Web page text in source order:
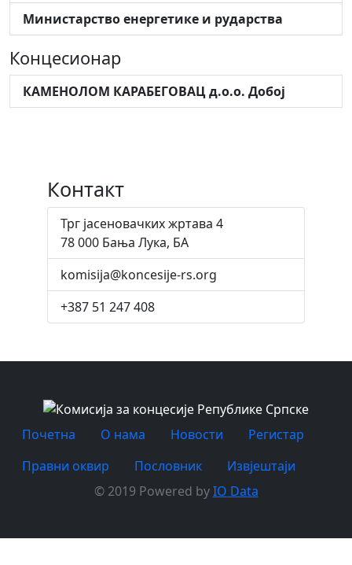
Министарство енергетике и рударства
Концесионар
КАМЕНОЛОМ КАРАБЕГОВАЦ д.о.о. Добој
Контакт
Трг јасеновачких жртава 4
78 000 Бања Лука, БА
komisija@koncesije-rs.org
+387 51 247 408
Почетна O нама Новости
Регистар
Правни оквир
Пословник
Извјештаји
© 2019 Powered byIO Data